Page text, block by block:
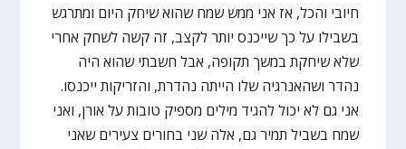
חיובי והכל, אז אני ממש שמח שהוא שיחק היום ומתרגש
בשבילו על כך שייכנס יותר לקצב, זה קשה לשחק אחרי
שלא שיחקת במשך תקופה, אבל חשבתי שהוא היה
נהדר ושהאנרגיה שלו הייתה נהדרת, והזריקות ייכנסו.
אני גם לא יכול להגיד מילים מספיק טובות על אורן, ואני
שמח בשביל תמיר גם, אלה שני בחורים צעירים שאני